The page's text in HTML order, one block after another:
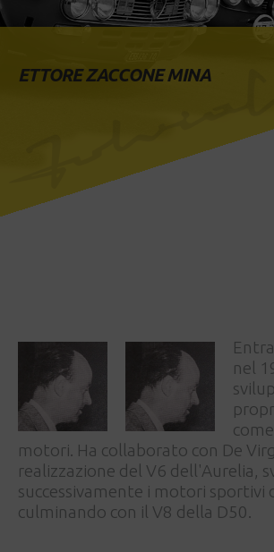
ETTORE ZACCONE MINA
nel
motori. Ha collaborato con De
realizzazione del V6 dell'Aurelia,
successivamente i motori sportivi
culminando con il V8 della D50.